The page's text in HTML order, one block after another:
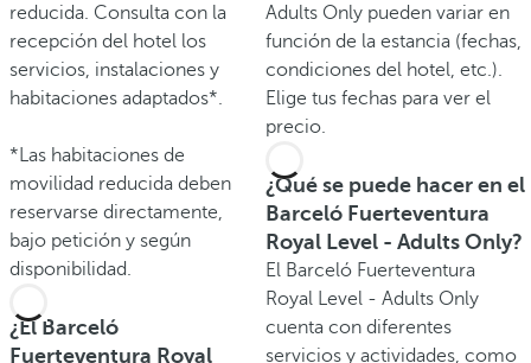
reducida. Consulta con la
recepción del hotel los
servicios, instalaciones y
habitaciones adaptados*.
*Las habitaciones de
movilidad reducida deben
reservarse directamente,
bajo petición y según
disponibilidad.
¿El Barceló
Fuerteventura Royal
Adults Only pueden variar en
función de la estancia (fechas,
condiciones del hotel, etc.).
Elige tus fechas para ver el
precio.
¿Qué se puede hacer en el
Barceló Fuerteventura
Royal Level - Adults Only?
El Barceló Fuerteventura
Royal Level - Adults Only
cuenta con diferentes
servicios y actividades, como